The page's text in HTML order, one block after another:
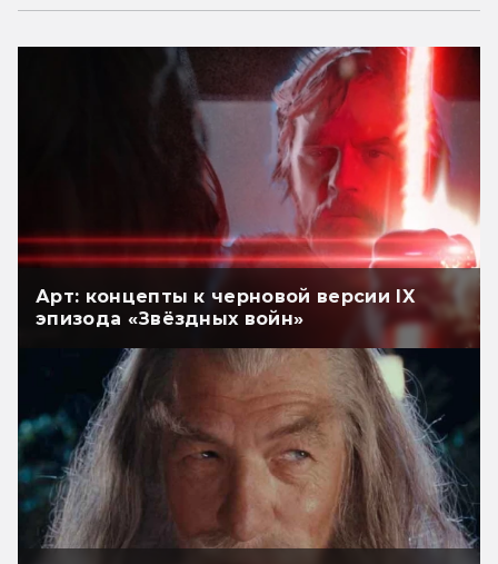
Арт: концепты к черновой версии IX
эпизода «Звёздных войн»